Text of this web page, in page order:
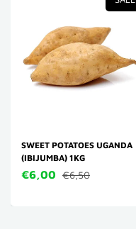
SWEET POTATOES UGANDA
(IBIJUMBA) 1KG
€6,00 €6,50